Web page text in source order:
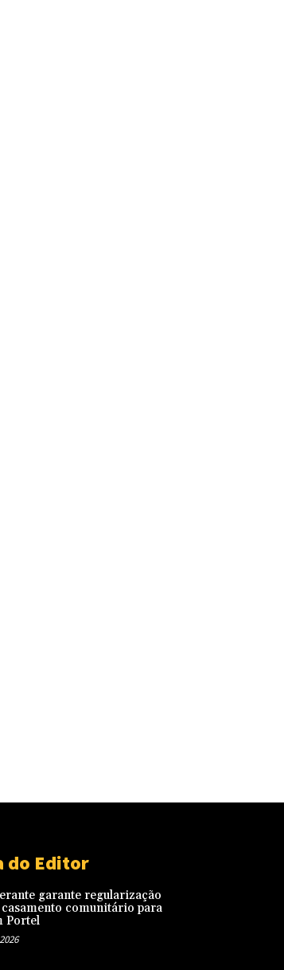
do Editor
garante regularização
comunitário para
Portel